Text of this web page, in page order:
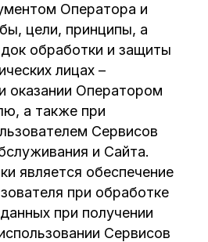
Оператора и
цели, принципы, а
обработки и защиты
лицах –
оказании Оператором
а также при
Сервисов
и Сайта.
является обеспечение
при обработке
при получении
Сервисов